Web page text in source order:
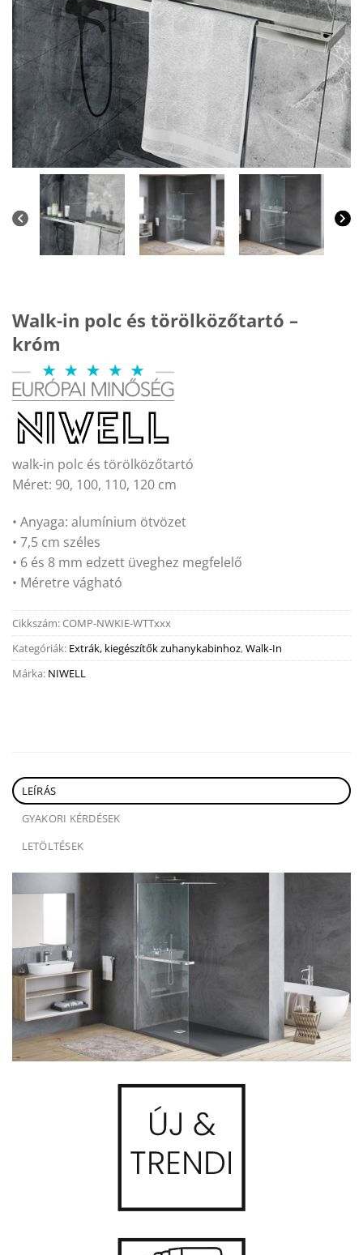
Walk-in polc és törölközőtartó –
króm
walk-in polc és törölközőtartó
Méret: 90, 100, 110, 120 cm
• Anyaga: alumínium ötvözet
• 7,5 cm széles
• 6 és 8 mm edzett üveghez megfelelő
• Méretre vágható
Cikkszám:COMP-NWKIE-WTTxxx
Kategóriák: Extrák, kiegészítők zuhanykabinhoz,Walk-In
Márka: NIWELL
LEÍRÁS
GYAKORI KÉRDÉSEK
LETÖLTÉSEK